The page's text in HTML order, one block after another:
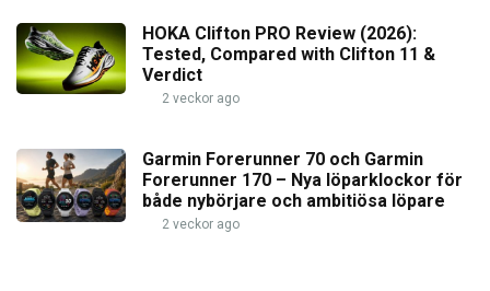
HOKA Clifton PRO Review (2026):
Tested, Compared with Clifton 11 &
Verdict
2 veckor ago
Garmin Forerunner 70 och Garmin
Forerunner 170 – Nya löparklockor för
både nybörjare och ambitiösa löpare
2 veckor ago